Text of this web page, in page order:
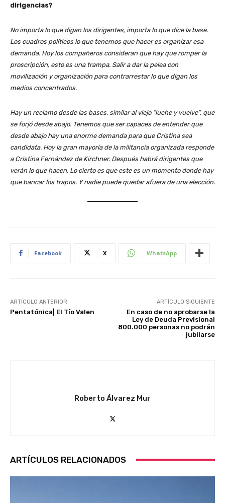
dirigencias?
No importa lo que digan los dirigentes, importa lo que dice la base.
Los cuadros políticos lo que tenemos que hacer es organizar esa
demanda. Hoy los compañeros consideran que hay que romper la
proscripción, esto es una trampa. Salir a dar la pelea con
movilización y organización para contrarrestar lo que digan los
medios concentrados.
Hay un reclamo desde las bases, similar al viejo “luche y vuelve”, que
se forjó desde abajo. Tenemos que ser capaces de entender que
desde abajo hay una enorme demanda para que Cristina sea
candidata. Hoy la gran mayoría de la militancia organizada responde
a Cristina Fernández de Kirchner. Después habrá dirigentes que
verán lo que hacen. Lo cierto es que este es un momento donde hay
que bancar los trapos. Y nadie puede quedar afuera de una elección.
Facebook X WhatsApp
ARTÍCULO ANTERIOR
Pentatónica| El Tío Valen
ARTÍCULO SIGUIENTE
En caso de no aprobarse la
Ley de Deuda Previsional
800.000 personas no podrán
jubilarse
Roberto Álvarez Mur
ARTÍCULOS RELACIONADOS